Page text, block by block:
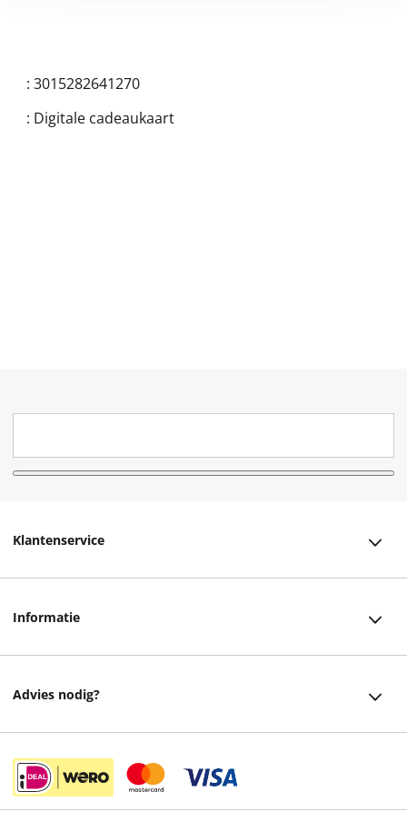
: 3015282641270
: Digitale cadeaukaart
Klantenservice
Retourneren
Veelgestelde vragen
Informatie
Cadeaukaart
Advies nodig?
Instagram